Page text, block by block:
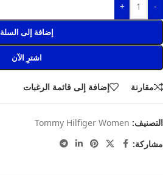
-
+
إضافة إلى السلة
اشترِ الآن
مقارنة إضافة إلى قائمة الرغبات
التصنيف: Tommy Hilfiger Women
مشاركة: